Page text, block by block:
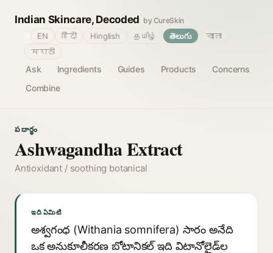
Indian Skincare, Decoded by CureSkin
Ask Ingredients Guides Products
Concerns
Combine
EN हिंदी Hinglish தமிழ் తెలుగు
বাংলা
मराठी
పదార్థం
Ashwagandha Extract
Antioxidant / soothing botanical
ఇది ఏమిటి
అశ్వగంధ (Withania somnifera) సారం అనేది
ఒక అనుకూలీకరణ బోటానికల్ ఇది విటానోలైడ్‌ల